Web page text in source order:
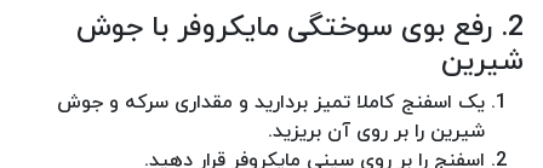
2. رفع بوی سوختگی مایکروفر با جوش
شیرین
یک اسفنج کاملا تمیز بردارید و مقداری سرکه و جوش
شیرین را بر روی آن بریزید.
اسفنج را بر روی سینی مایکروفر قرار دهید.